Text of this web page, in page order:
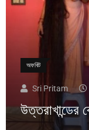
অফবিট
Sri Pritam
উত্তরাখান্ডের